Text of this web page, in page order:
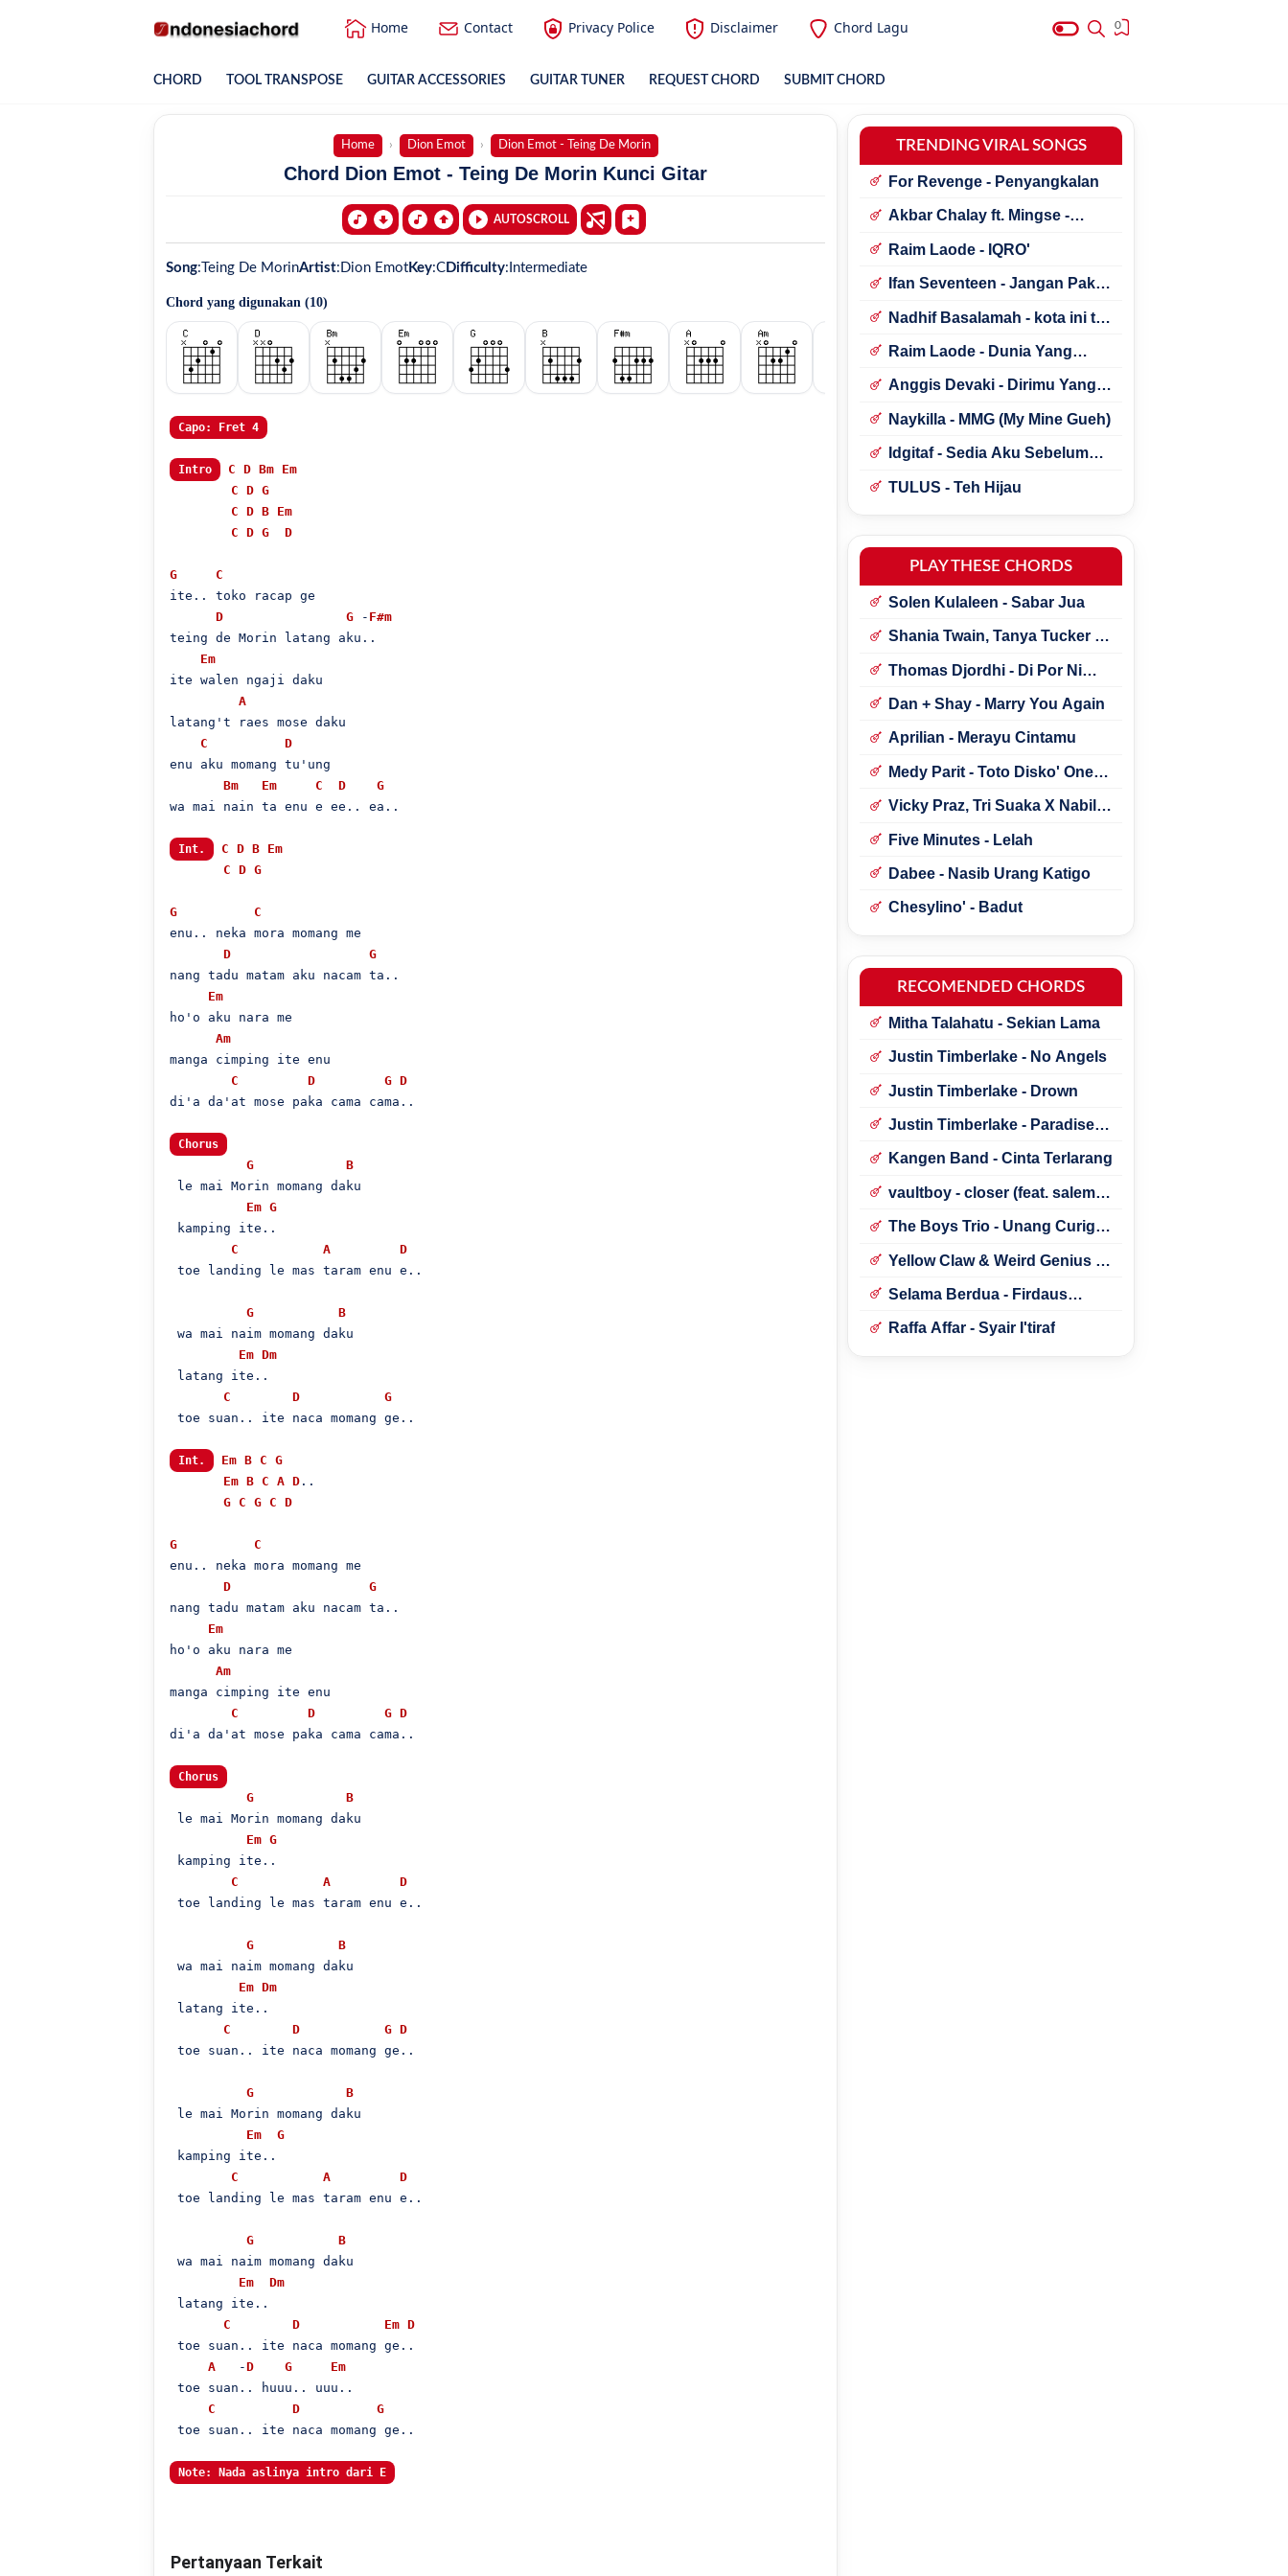
Home Contact Privacy Police Disclaimer Chord Lagu 0
CHORD TOOL TRANSPOSE GUITAR ACCESSORIES GUITAR TUNER REQUEST CHORD SUBMIT CHORD
Home Dion Emot Dion Emot - Teing De Morin
Chord Dion Emot - Teing De Morin Kunci Gitar
AUTOSCROLL
Song: Teing De MorinArtist: Dion Emot Key:C Difficulty: Intermediate
Chord yang digunakan (10)
Capo: Fret 4
Intro C D Bm Em
C D G
C D B Em
C D G D
G
C
ite.. toko racap ge
D
G - F#m
teing de Morin latang aku..
Em
ite walen ngaji daku
A
latang't raes mose daku
C
D
enu aku momang tu'ung
Bm
Em C D
G
wa mai nain ta enu e ee.. ea..
Int. C D B Em
C D G
G
C
enu.. neka mora momang me
D
G
nang tadu matam aku nacam ta..
Em
ho'o aku nara me
Am
manga cimping ite enu
C
D G D
di'a da'at mose paka cama cama..
Chorus
G
B
le mai Morin momang daku
Em G
kamping ite..
C
A
D
toe landing le mas taram enu e..
G
B
wa mai naim momang daku
Em Dm
latang ite..
C
D
G
toe suan.. ite naca momang ge..
Int. Em B C G
Em B C A D ..
G C G C D
G
C
enu.. neka mora momang me
D
G
nang tadu matam aku nacam ta..
Em
ho'o aku nara me
Am
manga cimping ite enu
C
D G D
di'a da'at mose paka cama cama..
Chorus
G
B
le mai Morin momang daku
Em G
kamping ite..
C
A
D
toe landing le mas taram enu e..
G
B
wa mai naim momang daku
Em Dm
latang ite..
C
D G D
toe suan.. ite naca momang ge..
G
B
le mai Morin momang daku
Em
G
kamping ite..
C
A
D
toe landing le mas taram enu e..
G
B
wa mai naim momang daku
Em
Dm
latang ite..
C
D Em D
toe suan.. ite naca momang ge..
A
   -
D G
Em
toe suan.. huuu.. uuu..
C
D
G
toe suan.. ite naca momang ge..
Note: Nada aslinya intro dari E
Pertanyaan Terkait
TRENDING VIRAL SONGS
For Revenge - Penyangkalan
Akbar Chalay ft. Mingse -
Raim Laode - IQRO'
Ifan Seventeen - Jangan Paksa
Nadhif Basalamah - kota ini tak
Raim Laode - Dunia Yang
Anggis Devaki - Dirimu Yang
Naykilla - MMG (My Mine Gueh)
Idgitaf - Sedia Aku Sebelum
TULUS - Teh Hijau
PLAY THESE CHORDS
Solen Kulaleen - Sabar Jua
Shania Twain, Tanya Tucker -
Thomas Djordhi - Di Por Ni
Dan + Shay - Marry You Again
Aprilian - Merayu Cintamu
Medy Parit - Toto Disko' One
Vicky Praz, Tri Suaka X Nabila
Five Minutes - Lelah
Dabee - Nasib Urang Katigo
Chesylino' - Badut
RECOMENDED CHORDS
Mitha Talahatu - Sekian Lama
Justin Timberlake - No Angels
Justin Timberlake - Drown
Justin Timberlake - Paradise ft.
Kangen Band - Cinta Terlarang
vaultboy - closer (feat. salem
The Boys Trio - Unang Curigai
Yellow Claw & Weird Genius -
Selama Berdua - Firdaus
Raffa Affar - Syair I'tiraf